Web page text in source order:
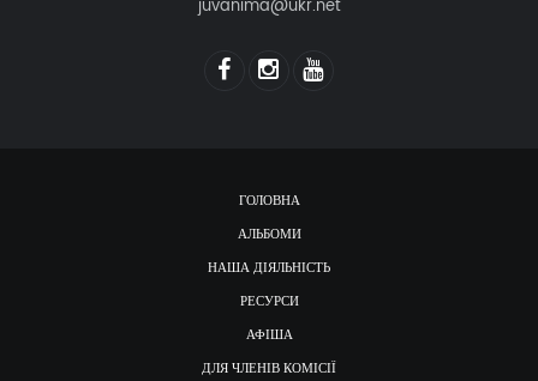
juvanima@ukr.net
ГОЛОВНА
АЛЬБОМИ
НАША ДІЯЛЬНІСТЬ
РЕСУРСИ
АФІША
ДЛЯ ЧЛЕНІВ КОМІСІЇ